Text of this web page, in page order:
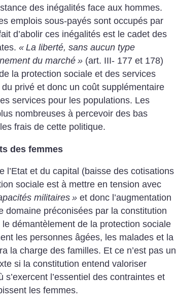
des inégalités face aux hommes.
emplois sous-payés sont occupés par
d’abolir ces inégalités est le cadet des
« La liberté, sans aucun type
du marché» (art. III- 177 et 178)
la protection sociale et des services
privé et donc un coût supplémentaire
services pour les populations. Les
nombreuses à percevoir des bas
frais de cette politique.
des femmes
l’Etat et du capital (baisse des cotisations
sociale est à mettre en tension avec
militaires » et donc l’augmentation
domaine préconisées par la constitution
le démantèlement de la protection sociale
les personnes âgées, les malades et la
la charge des familles. Et ce n’est pas un
si la constitution entend valoriser
s’exercent l’essentiel des contraintes et
les femmes.